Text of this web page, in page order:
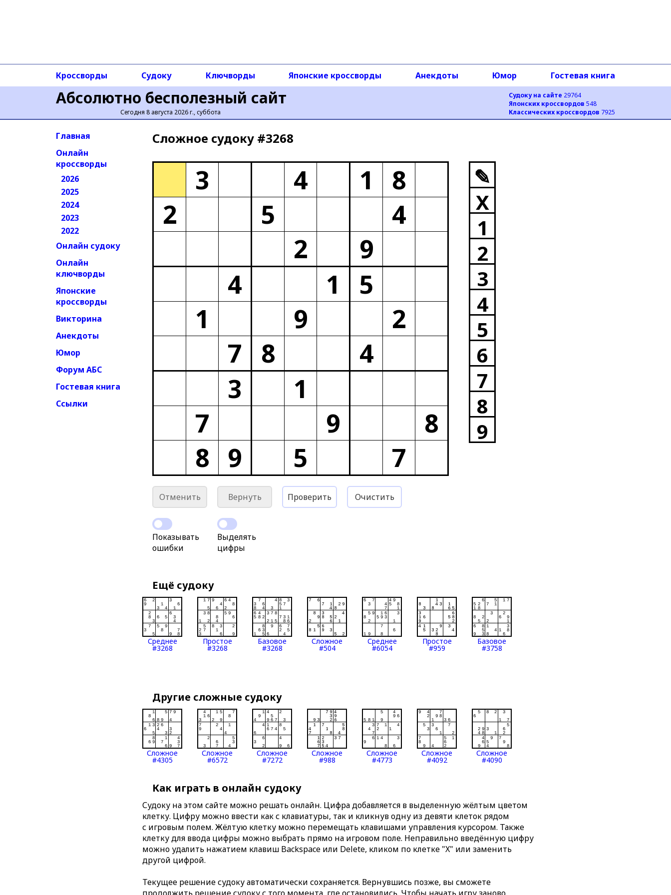
Абсолютно бесполезный сайт
Сегодня 8 августа 2026 г., суббота
Судоку на сайте 29764
Японских кроссвордов 548
Классических кроссвордов 7925
Кроссворды Судоку Ключворды Японские кроссворды Анекдоты Юмор Гостевая книга
Главная
Онлайн
кроссворды
2026
2025
2024
2023
2022
Онлайн судоку
Онлайн
ключворды
Японские
кроссворды
Викторина
Анекдоты
Юмор
Форум АБС
Гостевая книга
Ссылки
Сложное cудоку #3268
3 4 1
8
2
5
4
2
9
4
1
5
1
9
2
7
8
4
3
1
7
9
8
8 9 5 7
✎
X
1
2
3
4
5
6
7
8
9
Отменить Вернуть Проверить Очистить
Показывать
ошибки
Выделять
цифры
Ещё судоку
Среднее
#3268
Простое
#3268
Базовое
#3268
Сложное
#504
Среднее
#6054
Простое
#959
Базовое
#3758
Другие сложные судоку
Сложное
#4305
Сложное
#6572
Сложное
#7272
Сложное
#988
Сложное
#4773
Сложное
#4092
Сложное
#4090
Как играть в онлайн судоку
Судоку на этом сайте можно решать онлайн. Цифра добавляется в выделенную жёлтым цветом
клетку. Цифру можно ввести как с клавиатуры, так и кликнув одну из девяти клеток рядом
с игровым полем. Жёлтую клетку можно перемещать клавишами управления курсором. Также
клетку для ввода цифры можно выбрать прямо на игровом поле. Неправильно введённую цифру
можно удалить нажатием клавиш Backspace или Delete, кликом по клетке "X" или заменить
другой цифрой.
Текущее решение судоку автоматически сохраняется. Вернувшись позже, вы сможете